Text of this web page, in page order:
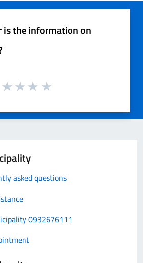
is the information on
asked questions
0932676111